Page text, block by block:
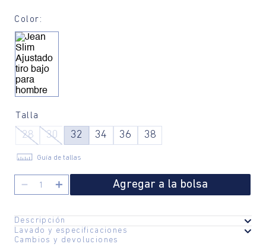
Color:
Talla
28 30 32 34 36 38
Guía de tallas
＋
－ Agregar a la bolsa
Descripción
Este jean slim ajustado es perfecto para el hombre moderno que
busca un estilo clásico y elegante. Confeccionado con una mezcla
Lavado y especificaciones
Fabricante / importador:COMODIN S.A.S.
Cambios y devoluciones